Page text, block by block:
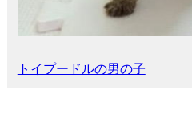
トイプードルの男の子